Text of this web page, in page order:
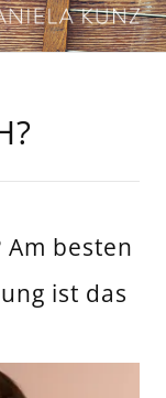
besten
ist das